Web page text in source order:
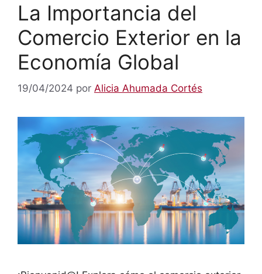
La Importancia del
Comercio Exterior en la
Economía Global
19/04/2024 por Alicia Ahumada Cortés